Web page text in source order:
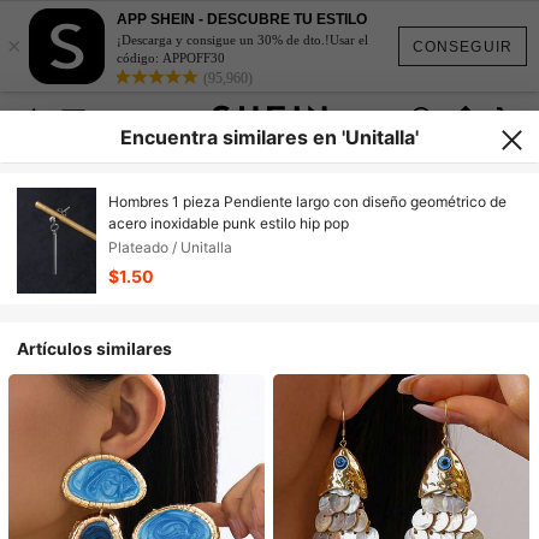
CONSEGUIR
×
APP SHEIN - DESCUBRE TU ESTILO
¡Descarga y consigue un 30% de dto.!Usar el
código: APPOFF30
(95,960)
Encuentra similares en 'Unitalla'
Hombres 1 pieza Pendiente largo con diseño geométrico de
acero inoxidable punk estilo hip pop
Plateado / Unitalla
$1.50
Artículos similares